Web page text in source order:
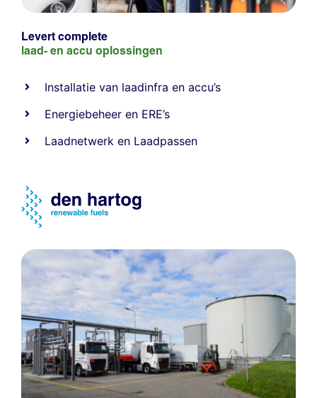
Levert complete
laad- en accu oplossingen
Installatie van laadinfra en accu’s
Energiebeheer en ERE’s
Laadnetwerk en Laadpassen